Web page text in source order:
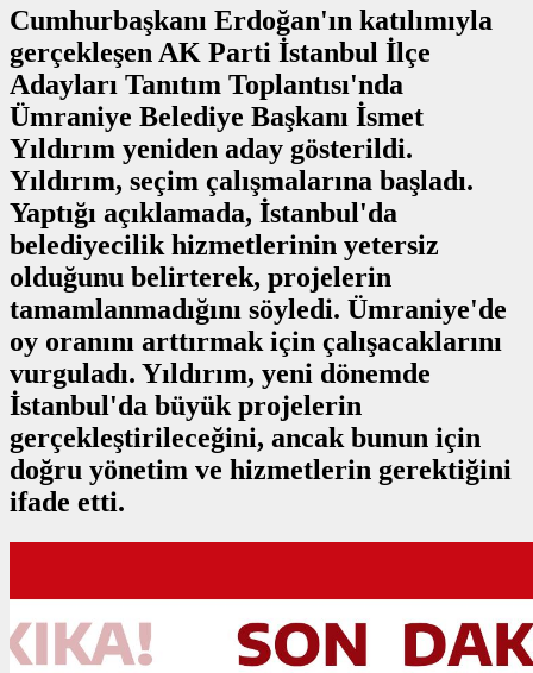
Cumhurbaşkanı Erdoğan'ın katılımıyla
gerçekleşen AK Parti İstanbul İlçe
Adayları Tanıtım Toplantısı'nda
Ümraniye Belediye Başkanı İsmet
Yıldırım yeniden aday gösterildi.
Yıldırım, seçim çalışmalarına başladı.
Yaptığı açıklamada, İstanbul'da
belediyecilik hizmetlerinin yetersiz
olduğunu belirterek, projelerin
tamamlanmadığını söyledi. Ümraniye'de
oy oranını arttırmak için çalışacaklarını
vurguladı. Yıldırım, yeni dönemde
İstanbul'da büyük projelerin
gerçekleştirileceğini, ancak bunun için
doğru yönetim ve hizmetlerin gerektiğini
ifade etti.